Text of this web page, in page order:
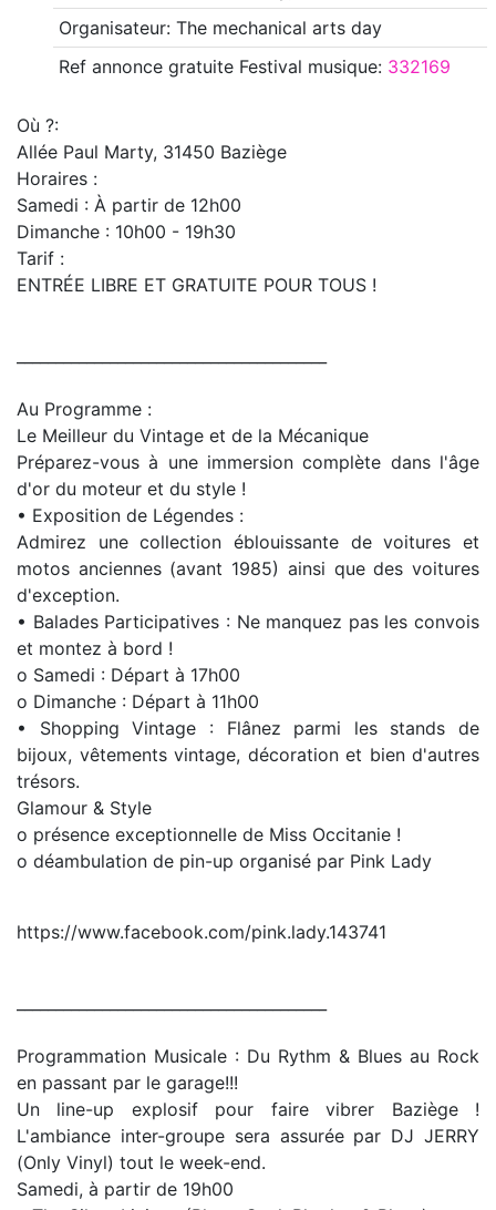
Organisateur: The mechanical arts day
Ref annoncegratuite Festival musique: 332169
Où ?:
Allée Paul Marty, 31450 Baziège
Horaires :
Samedi : À partir de 12h00
Dimanche : 10h00 - 19h30
Tarif :
ENTRÉE LIBRE ET GRATUITE POUR TOUS !
Au Programme :
Le Meilleur du Vintage et de la Mécanique
Préparez-vous à une immersion complète dans l'âge
d'or du moteur et du style !
• Exposition de Légendes :
Admirez une collection éblouissante de voitures et
motos anciennes (avant 1985) ainsi que des voitures
d'exception.
• Balades Participatives : Ne manquez pas les convois
et montez à bord !
o Samedi : Départ à 17h00
o Dimanche : Départ à 11h00
• Shopping Vintage : Flânez parmi les stands de
bijoux, vêtements vintage, décoration et bien d'autres
trésors.
Glamour & Style
o présence exceptionnelle de Miss Occitanie !
o déambulation de pin-up organisé par Pink Lady
https://www.facebook.com/pink.lady.143741
Programmation Musicale : Du Rythm & Blues au Rock
en passant par le garage!!!
Un line-up explosif pour faire vibrer Baziège !
L'ambiance inter-groupe sera assurée par DJ JERRY
(Only Vinyl) tout le week-end.
Samedi, à partir de 19h00